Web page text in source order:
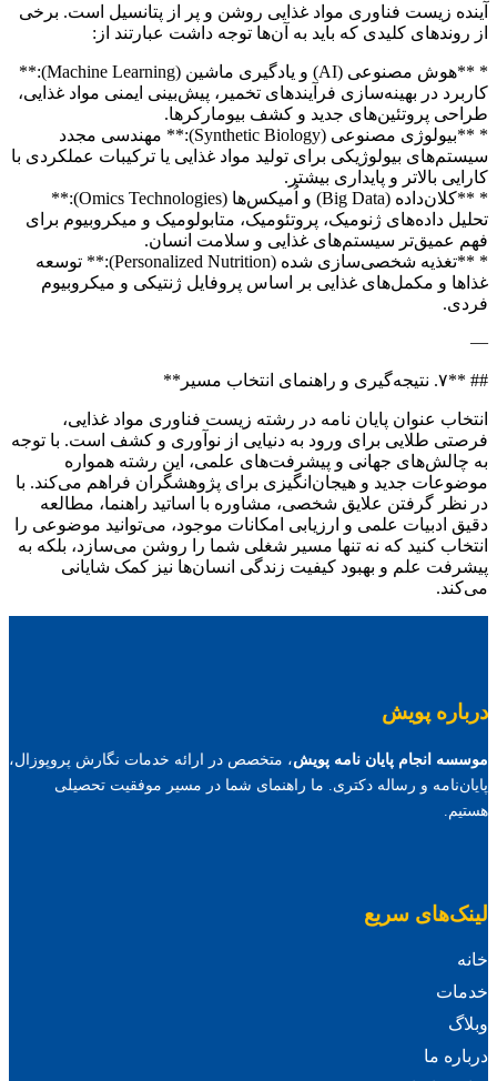
آینده زیست فناوری مواد غذایی روشن و پر از پتانسیل است. برخی
از روندهای کلیدی که باید به آن‌ها توجه داشت عبارتند از:
* **هوش مصنوعی (AI) و یادگیری ماشین (Machine Learning):**
کاربرد در بهینه‌سازی فرآیندهای تخمیر، پیش‌بینی ایمنی مواد غذایی،
طراحی پروتئین‌های جدید و کشف بیومارکرها.
* **بیولوژی مصنوعی (Synthetic Biology):** مهندسی مجدد
سیستم‌های بیولوژیکی برای تولید مواد غذایی یا ترکیبات عملکردی با
کارایی بالاتر و پایداری بیشتر.
* **کلان‌داده (Big Data) و اُمیکس‌ها (Omics Technologies):**
تحلیل داده‌های ژنومیک، پروتئومیک، متابولومیک و میکروبیوم برای
فهم عمیق‌تر سیستم‌های غذایی و سلامت انسان.
* **تغذیه شخصی‌سازی شده (Personalized Nutrition):** توسعه
غذاها و مکمل‌های غذایی بر اساس پروفایل ژنتیکی و میکروبیوم
فردی.
—
## **۷. نتیجه‌گیری و راهنمای انتخاب مسیر**
انتخاب عنوان پایان نامه در رشته زیست فناوری مواد غذایی،
فرصتی طلایی برای ورود به دنیایی از نوآوری و کشف است. با توجه
به چالش‌های جهانی و پیشرفت‌های علمی، این رشته همواره
موضوعات جدید و هیجان‌انگیزی برای پژوهشگران فراهم می‌کند. با
در نظر گرفتن علایق شخصی، مشاوره با اساتید راهنما، مطالعه
دقیق ادبیات علمی و ارزیابی امکانات موجود، می‌توانید موضوعی را
انتخاب کنید که نه تنها مسیر شغلی شما را روشن می‌سازد، بلکه به
پیشرفت علم و بهبود کیفیت زندگی انسان‌ها نیز کمک شایانی
می‌کند.
درباره پویش
موسسه انجام پایان نامه پویش، متخصص در ارائه خدمات نگارش پروپوزال،
پایان‌نامه و رساله دکتری. ما راهنمای شما در مسیر موفقیت تحصیلی
هستیم.
لینک‌های سریع
خانه
خدمات
وبلاگ
درباره ما